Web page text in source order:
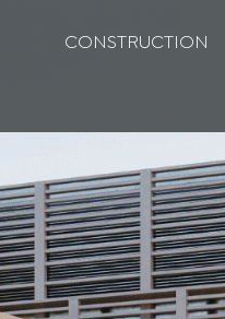
CONSTRUCTION